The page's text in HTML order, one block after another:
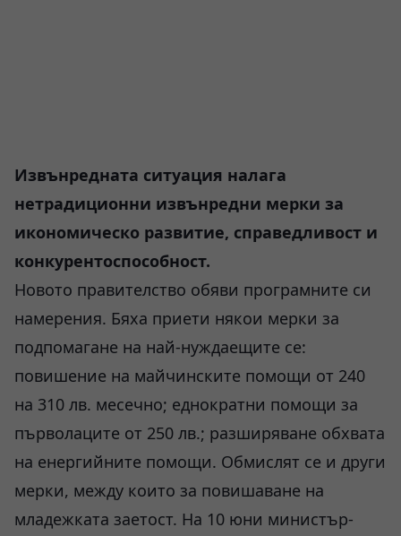
Извънредната ситуация налага
нетрадиционни извънредни мерки за
икономическо развитие, справедливост и
конкурентоспособност.
Новото правителство обяви програмните си
намерения. Бяха приети някои мерки за
подпомагане на най-нуждаещите се:
повишение на майчинските помощи от 240
на 310 лв. месечно; еднократни помощи за
първолаците от 250 лв.; разширяване обхвата
на енергийните помощи. Обмислят се и други
мерки, между които за повишаване на
младежката заетост. На 10 юни министър-